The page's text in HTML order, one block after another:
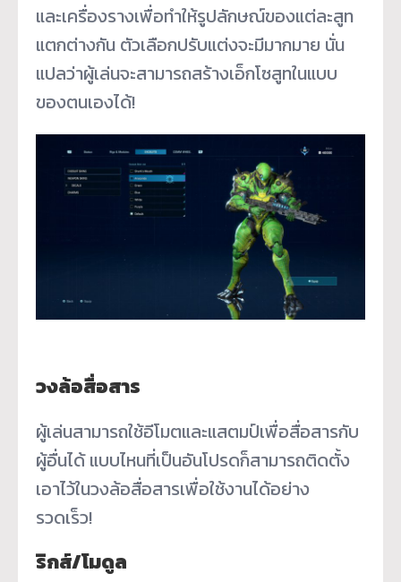
และเครื่องรางเพื่อทำให้รูปลักษณ์ของแต่ละสูท
แตกต่างกัน ตัวเลือกปรับแต่งจะมีมากมาย นั่น
แปลว่าผู้เล่นจะสามารถสร้างเอ็กโซสูทในแบบ
ของตนเองได้!
วงล้อสื่อสาร
ผู้เล่นสามารถใช้อีโมตและแสตมป์เพื่อสื่อสารกับ
ผู้อื่นได้ แบบไหนที่เป็นอันโปรดก็สามารถติดตั้ง
เอาไว้ในวงล้อสื่อสารเพื่อใช้งานได้อย่าง
รวดเร็ว!
ริกส์/โมดูล